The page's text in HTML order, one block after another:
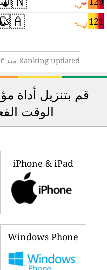
121 كندا
Ranking updated منذ ٣٣ ثانية
قم بتنزيل أداة
الوقت
iPhone & iPad
Windows Phone